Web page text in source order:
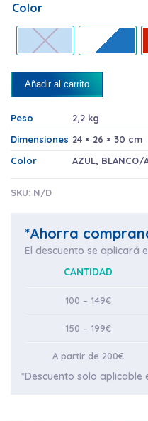
Color
Añadir al carrito
Peso
2,2 kg
Dimensiones 24 × 26 × 30 cm
Color
AZUL, BLANCO/
SKU: N/D
*Ahorra
El descuento se aplicará
CANTIDAD
100 – 149€
150 – 199€
A partir de 200€
*Descuento solo aplicable